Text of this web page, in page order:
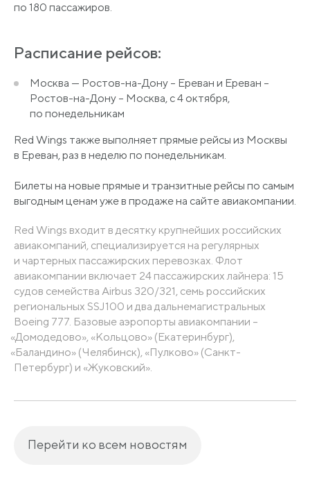
по 180 пассажиров.
Расписание рейсов:
Москва — Ростов-на-Дону – Ереван и Ереван –
Ростов-на-Дону – Москва, с 4 октября,
по понедельникам
Red Wings также выполняет прямые рейсы из Москвы
в Ереван, раз в неделю по понедельникам.
Билеты на новые прямые и транзитные рейсы по самым
выгодным ценам уже в продаже на сайте авиакомпании.
Red Wings входит в десятку крупнейших российских
авиакомпаний, специализируется на регулярных
и чартерных пассажирских перевозках. Флот
авиакомпании включает 24 пассажирских лайнера: 15
судов семейства Airbus 320/321, семь российских
региональных SSJ100 и два дальнемагистральных
Boeing 777. Базовые аэропорты авиакомпании –
«Домодедово», «Кольцово» (Екатеринбург),
«Баландино» (Челябинск), «Пулково» (Санкт-
Петербург) и «Жуковский».
Перейти ко всем новостям